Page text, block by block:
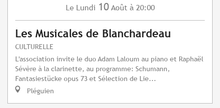
Le Lundi 10 Août à 20:00
Les Musicales de Blanchardeau
CULTURELLE
L'association invite le duo Adam Laloum au piano et Raphaël
Sévère à la clarinette, au programme: Schumann,
Fantasiestücke opus 73 et Sélection de Lie...
Pléguien